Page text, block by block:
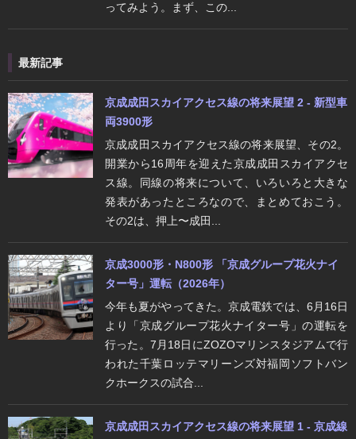
ってみよう。まず、この...
最新記事
京成成田スカイアクセス線の将来展望 2 - 新型車
両3900形
京成成田スカイアクセス線の将来展望、その2。
開業から16周年を迎えた京成成田スカイアクセ
ス線。同線の将来について、いろいろと大きな
発表があったところなので、まとめておこう。
その2は、押上〜成田...
京成3000形・N800形 「京成グループ花火ナイ
ター号」運転（2026年）
今年も夏がやってきた。京成電鉄では、6月16日
より「京成グループ花火ナイター号」の運転を
行った。7月18日にZOZOマリンスタジアムで行
われた千葉ロッテマリーンズ対福岡ソフトバン
クホークスの試合...
京成成田スカイアクセス線の将来展望 1 - 京成線